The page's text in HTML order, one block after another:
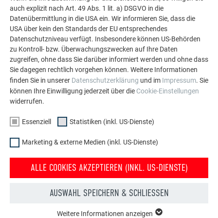
MEHR REFERENZEN ANSEHEN
auch explizit nach Art. 49 Abs. 1 lit. a) DSGVO in die
Datenübermittlung in die USA ein. Wir informieren Sie, dass die
USA über kein den Standards der EU entsprechendes
Datenschutzniveau verfügt. Insbesondere können US-Behörden
zu Kontroll- bzw. Überwachungszwecken auf Ihre Daten
zugreifen, ohne dass Sie darüber informiert werden und ohne dass
Sie dagegen rechtlich vorgehen können. Weitere Informationen
finden Sie in unserer Datenschutzerklärung und im Impressum. Sie
können Ihre Einwilligung jederzeit über die Cookie-Einstellungen
widerrufen.
Essenziell Statistiken (inkl. US-Dienste)
Marketing & externe Medien (inkl. US-Dienste)
ALLE COOKIES AKZEPTIEREN (INKL. US-DIENSTE)
AUSWAHL SPEICHERN & SCHLIESSEN
Weitere Informationen anzeigen